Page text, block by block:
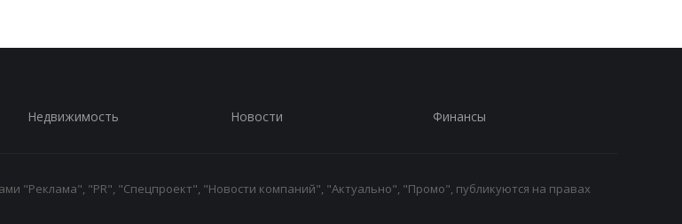
Недвижимость Новости Финансы
"Реклама", "PR", "Спецпроект", "Новости компаний", "Актуально", "Промо", публикуются на правах